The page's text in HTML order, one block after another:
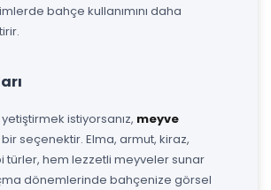
bahçe kullanımını daha
istiyorsanız, meyve
seçenektir. Elma, armut, kiraz,
türler, hem lezzetli meyveler sunar
dönemlerinde bahçenize görsel